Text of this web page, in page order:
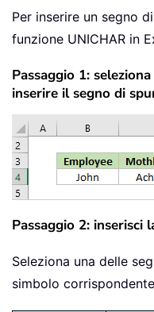
Per inserire un segno
funzione UNICHAR in
Passaggio 1:
inserire il segno di
Passaggio 2: inserisci
Seleziona una delle
simbolo